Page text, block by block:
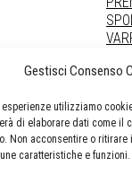
Gestisci Consenso
utilizziamo
di elaborare dati come il
Non acconsentire o
caratteristiche e funzioni.